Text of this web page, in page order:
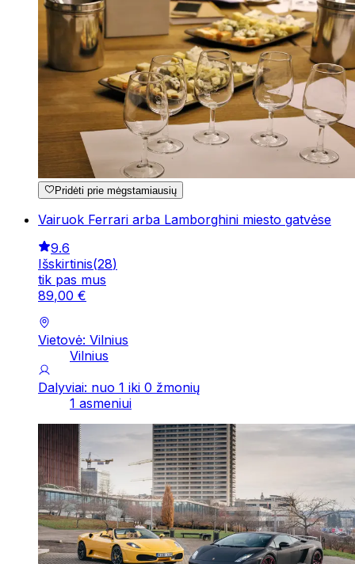
Pridėti prie mėgstamiausių
Vairuok Ferrari arba Lamborghini miesto gatvėse
9.6
Išskirtinis(28)
tik pas mus
89,00 €
Vietovė: Vilnius
Vilnius
Dalyviai: nuo 1 iki 0 žmonių
1 asmeniui